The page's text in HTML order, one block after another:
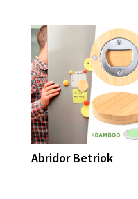
Abridor Betriok